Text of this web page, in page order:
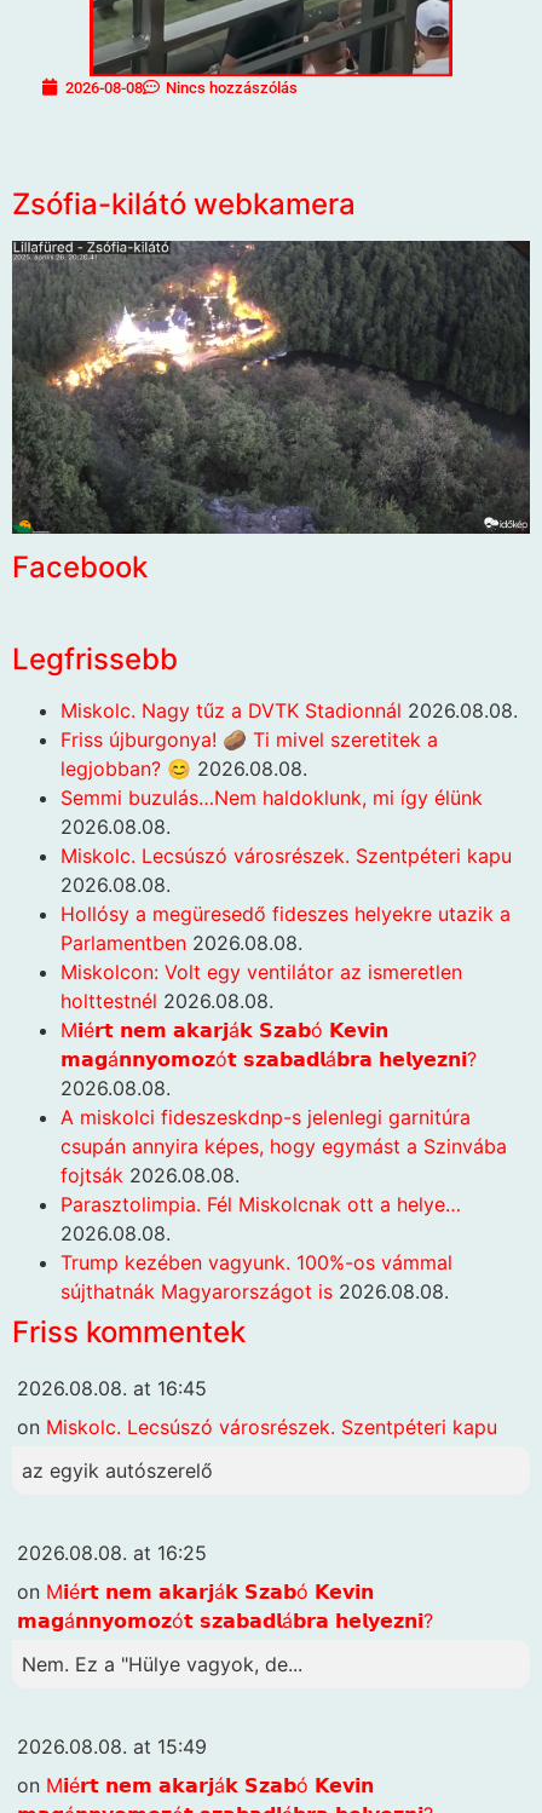
2026-08-08 Nincs hozzászólás
Zsófia-kilátó webkamera
Facebook
Legfrissebb
Miskolc. Nagy tűz a DVTK Stadionnál 2026.08.08.
Friss újburgonya! 🥔 Ti mivel szeretitek a
legjobban? 😊 2026.08.08.
Semmi buzulás…Nem haldoklunk, mi így élünk
2026.08.08.
Miskolc. Lecsúszó városrészek. Szentpéteri kapu
2026.08.08.
Hollósy a megüresedő fideszes helyekre utazik a
Parlamentben 2026.08.08.
Miskolcon: Volt egy ventilátor az ismeretlen
holttestnél 2026.08.08.
M𝗶é𝗿𝘁 𝗻𝗲𝗺 𝗮𝗸𝗮𝗿𝗷á𝗸 𝗦𝘇𝗮𝗯ó 𝗞𝗲𝘃𝗶𝗻
𝗺𝗮𝗴á𝗻𝗻𝘆𝗼𝗺𝗼𝘇ó𝘁 𝘀𝘇𝗮𝗯𝗮𝗱𝗹á𝗯𝗿𝗮 𝗵𝗲𝗹𝘆𝗲𝘇𝗻𝗶?
2026.08.08.
A miskolci fideszeskdnp-s jelenlegi garnitúra
csupán annyira képes, hogy egymást a Szinvába
fojtsák 2026.08.08.
Parasztolimpia. Fél Miskolcnak ott a helye…
2026.08.08.
Trump kezében vagyunk. 100%-os vámmal
sújthatnák Magyarországot is 2026.08.08.
Friss kommentek
2026.08.08. at 16:45
on Miskolc. Lecsúszó városrészek. Szentpéteri kapu
az egyik autószerelő
2026.08.08. at 16:25
on M𝗶é𝗿𝘁 𝗻𝗲𝗺 𝗮𝗸𝗮𝗿𝗷á𝗸 𝗦𝘇𝗮𝗯ó 𝗞𝗲𝘃𝗶𝗻
𝗺𝗮𝗴á𝗻𝗻𝘆𝗼𝗺𝗼𝘇ó𝘁 𝘀𝘇𝗮𝗯𝗮𝗱𝗹á𝗯𝗿𝗮 𝗵𝗲𝗹𝘆𝗲𝘇𝗻𝗶?
Nem. Ez a "Hülye vagyok, de...
2026.08.08. at 15:49
on M𝗶é𝗿𝘁 𝗻𝗲𝗺 𝗮𝗸𝗮𝗿𝗷á𝗸 𝗦𝘇𝗮𝗯ó 𝗞𝗲𝘃𝗶𝗻